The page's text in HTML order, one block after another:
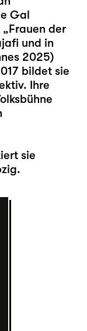
Gal
der
und in
2025)
bildet sie
Ihre
sie